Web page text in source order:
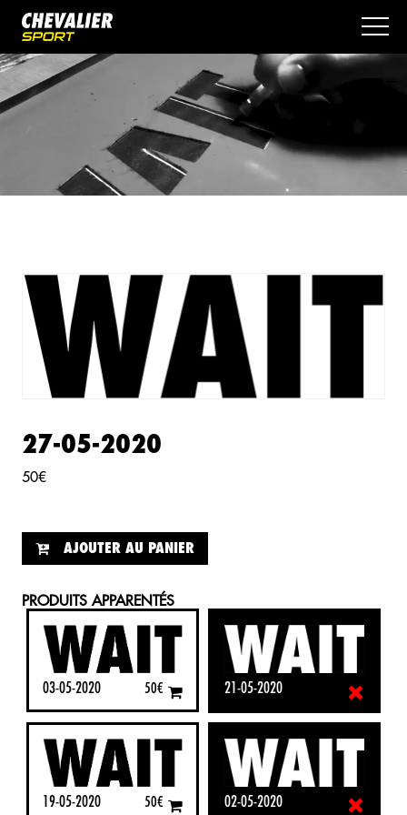
27-05-2020
50€
AJOUTER AU PANIER
PRODUITS APPARENTÉS
03-05-2020 50€ 21-05-2020
19-05-2020 50€ 02-05-2020